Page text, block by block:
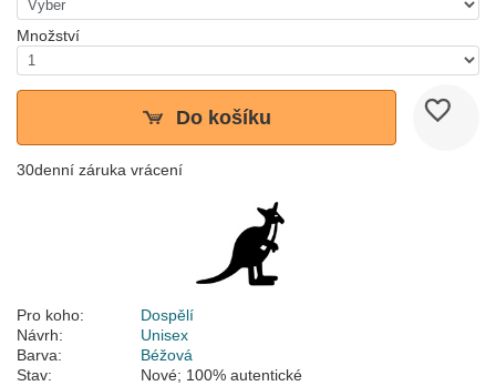
Množství
Do košíku
30denní záruka vrácení
Pro koho:
Dospělí
Návrh:
Unisex
Barva:
Béžová
Stav:
Nové; 100% autentické